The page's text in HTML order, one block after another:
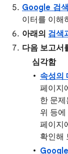
Google 검
이터를 이해
아래의 검색
다음 보고서
심각함
속성의
페이지
한 문
위 등
페이지
확인해